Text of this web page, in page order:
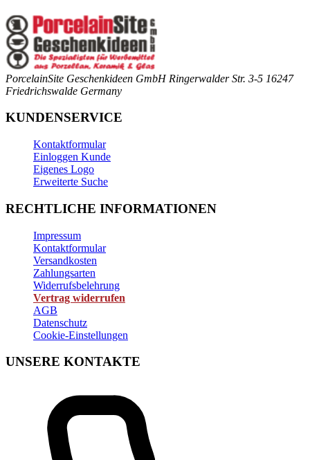
PorcelainSite Geschenkideen GmbH Ringerwalder Str. 3-5 16247
Friedrichswalde Germany
KUNDENSERVICE
Kontaktformular
Einloggen Kunde
Eigenes Logo
Erweiterte Suche
RECHTLICHE INFORMATIONEN
Impressum
Kontaktformular
Versandkosten
Zahlungsarten
Widerrufsbelehrung
Vertrag widerrufen
AGB
Datenschutz
Cookie-Einstellungen
UNSERE KONTAKTE